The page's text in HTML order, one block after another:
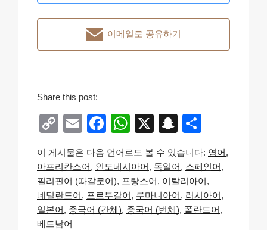
이메일로 공유하기
Share this post:
C
p
y
Li
n
E
ail
F
c
e
b
o
W
at
s
A
p
X
S
a
p
c
h
ar
e
이 게시물은 다음 언어로도 볼 수 있습니다: 영어
아프리칸스어
인도네시아어 독일어
스페인어
필리핀어 (따갈로어)
프랑스어
이탈리아어
네덜란드어
포르투갈어 루마니아어
러시아어
일본어
중국어 (간체) 중국어 (번체) 폴란드어
베트남어